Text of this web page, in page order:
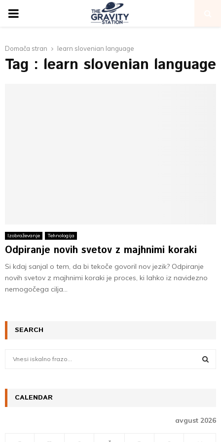
PRIMARY
Domača stran learn slovenian language
Tag : learn slovenian language
Izobraževanje Tehnologija
Odpiranje novih svetov z majhnimi koraki
Si kdaj sanjal o tem, da bi tekoče govoril nov jezik? Odpiranje
novih svetov z majhnimi koraki je proces, ki lahko iz navidezno
nemogočega cilja...
SEARCH
h
A
CALENDAR
avgust 2026